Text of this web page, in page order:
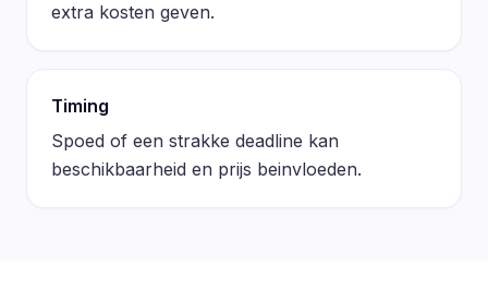
extra kosten geven.
Timing
Spoed of een strakke deadline kan
beschikbaarheid en prijs beinvloeden.